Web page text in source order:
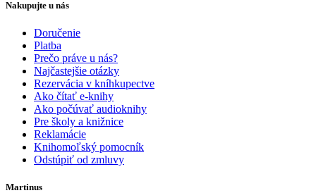
Nakupujte u nás
Doručenie
Platba
Prečo práve u nás?
Najčastejšie otázky
Rezervácia v kníhkupectve
Ako čítať e-knihy
Ako počúvať audioknihy
Pre školy a knižnice
Reklamácie
Knihomoľský pomocník
Odstúpiť od zmluvy
Martinus